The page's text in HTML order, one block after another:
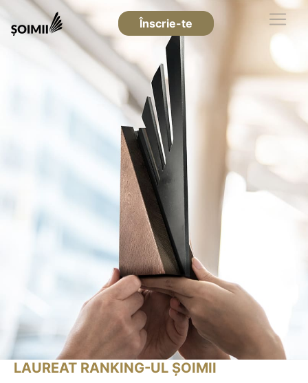
Înscrie-te
LAUREAT RANKING-UL ȘOIMII